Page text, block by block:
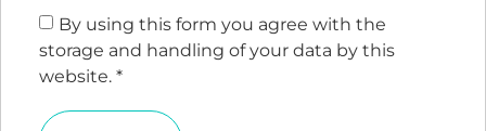
By using this form you agree with the
storage and handling of your data by this
website. *